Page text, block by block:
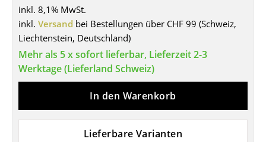
Sekretäre & PC-Tische
Konferenztische
Stehtische & Stehpulte
Kindertische
inkl. 8,1% MwSt.
inkl. Versand bei Bestellungen über CHF 99 (Schweiz,
Liechtenstein, Deutschland)
Mehr als 5 x sofort lieferbar, Lieferzeit 2-3
Werktage (Lieferland Schweiz)
In den Warenkorb
Lieferbare Varianten